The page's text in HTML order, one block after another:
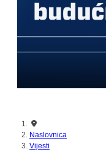
Naslovnica
Vijesti